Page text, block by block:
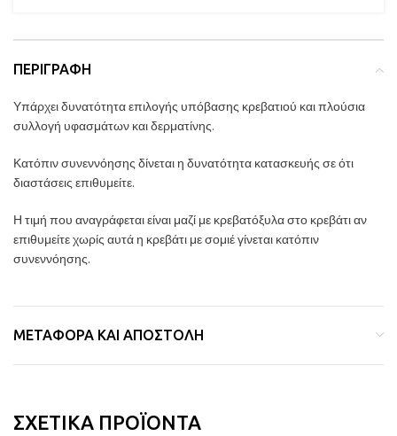
ΠΕΡΙΓΡΑΦΉ
Υπάρχει δυνατότητα επιλογής υπόβασης κρεβατιού και πλούσια
συλλογή υφασμάτων και δερματίνης.
Κατόπιν συνεννόησης δίνεται η δυνατότητα κατασκευής σε ότι
διαστάσεις επιθυμείτε.
Η τιμή που αναγράφεται είναι μαζί με κρεβατόξυλα στο κρεβάτι αν
επιθυμείτε χωρίς αυτά η κρεβάτι με σομιέ γίνεται κατόπιν
συνεννόησης.
ΜΕΤΑΦΟΡΆ ΚΑΙ ΑΠΟΣΤΟΛΉ
ΣΧΕΤΙΚΆ ΠΡΟΪΌΝΤΑ